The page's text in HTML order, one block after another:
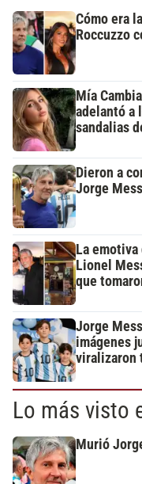
Cómo era
Roccuzzo
Mía
adelantó a
sandalias
Dieron a
Jorge
La
Lionel
que
Jorge
imágenes
viralizaron
Lo más visto
Murió